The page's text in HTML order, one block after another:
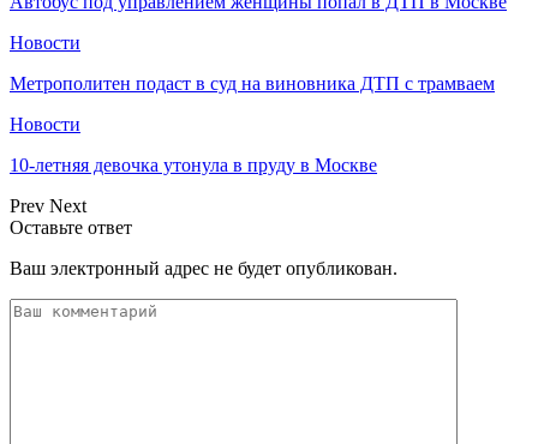
Новости
Метрополитен подаст в суд на виновника ДТП с трамваем
Новости
10-летняя девочка утонула в пруду в Москве
Prev Next
Оставьте ответ
Ваш электронный адрес не будет опубликован.